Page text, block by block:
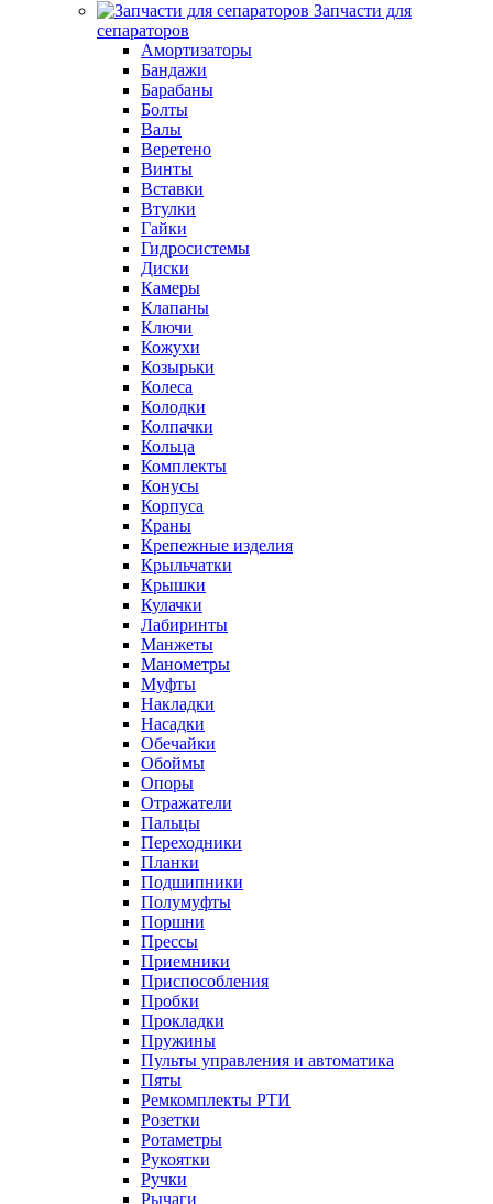
Запчасти для
сепараторов
Амортизаторы
Бандажи
Барабаны
Болты
Валы
Веретено
Винты
Вставки
Втулки
Гайки
Гидросистемы
Диски
Камеры
Клапаны
Ключи
Кожухи
Козырьки
Колеса
Колодки
Колпачки
Кольца
Комплекты
Конусы
Корпуса
Краны
Крепежные изделия
Крыльчатки
Крышки
Кулачки
Лабиринты
Манжеты
Манометры
Муфты
Накладки
Насадки
Обечайки
Обоймы
Опоры
Отражатели
Пальцы
Переходники
Планки
Подшипники
Полумуфты
Поршни
Прессы
Приемники
Приспособления
Пробки
Прокладки
Пружины
Пульты управления и автоматика
Пяты
Ремкомплекты РТИ
Розетки
Ротаметры
Рукоятки
Ручки
Рычаги